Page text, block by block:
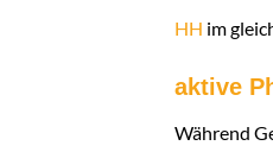
HH im
aktive
Während